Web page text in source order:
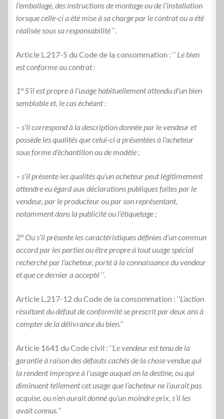
l’emballage, des instructions de montage ou de l’installation
lorsque celle-ci a été mise à sa charge par le contrat ou a été
réalisée sous sa responsabilité‘’.
Article L.217-5 du Code de la consommation : ‘’ Le bien
est conforme au contrat :
1° S’il est propre à l’usage habituellement attendu d’un bien
semblable et, le cas échéant :
– s’il correspond à la description donnée par le vendeur et
possède les qualités que celui-ci a présentées à l’acheteur
sous forme d’échantillon ou de modèle ;
– s’il présente les qualités qu’un acheteur peut légitimement
attendre eu égard aux déclarations publiques faites par le
vendeur, par le producteur ou par son représentant,
notamment dans la publicité ou l’étiquetage ;
2° Ou s’il présente les caractéristiques définies d’un commun
accord par les parties ou être propre à tout usage spécial
recherché par l’acheteur, porté à la connaissance du vendeur
et que ce dernier a accepté‘’.
Article L.217-12 du Code de la consommation : ‘’L’action
résultant du défaut de conformité se prescrit par deux ans à
compter de la délivrance du bien.’’
Article 1641 du Code civil : ‘’Le vendeur est tenu de la
garantie à raison des défauts cachés de la chose vendue qui
la rendent impropre à l’usage auquel on la destine, ou qui
diminuent tellement cet usage que l’acheteur ne l’aurait pas
acquise, ou n’en aurait donné qu’un moindre prix, s’il les
avait connus. ’’